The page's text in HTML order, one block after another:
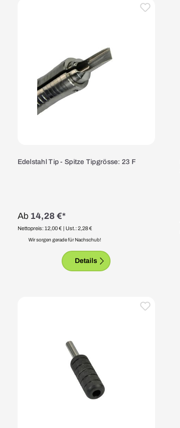
Edelstahl Tip - Spitze Tipgrösse: 23 F
Ab 14,28 €*
Nettopreis: 12,00 € | Ust.: 2,28 €
Wir sorgen gerade für Nachschub!
Details